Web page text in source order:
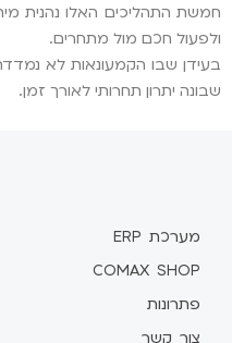
חמשת התהליכים האלו נהנית
ולפעול חכם מול מתחרים.
בעידן שבו הקמעונאות לא
שבונה יתרון תחרותי לאורך זמן.
מערכת ERP
COMAX SHOP
פתרונות
צור קשר